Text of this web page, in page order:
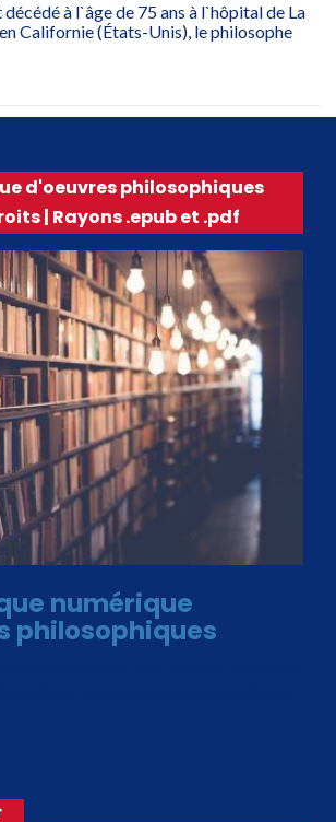
à l`âge de 75 ans à l`hôpital de La
Californie (États-Unis), le philosophe
d'oeuvres philosophiques
| Rayons .epub et .pdf
numérique
philosophiques